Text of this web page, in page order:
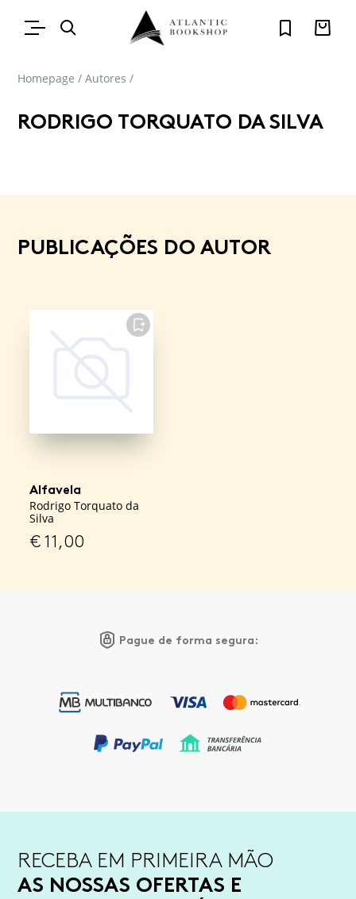
Homepage / Autores /
RODRIGO TORQUATO DA SILVA
PUBLICAÇÕES DO AUTOR
FAVORITO
Alfavela
Rodrigo Torquato da
Silva
€11,00
Pague de forma segura:
RECEBA EM PRIMEIRA MÃO
AS NOSSAS OFERTAS E